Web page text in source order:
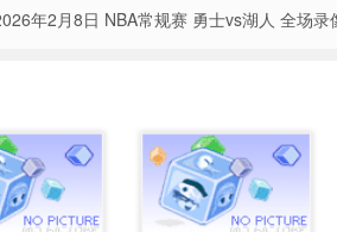
年2月8日 NBA常规赛 勇士vs湖人 全场录